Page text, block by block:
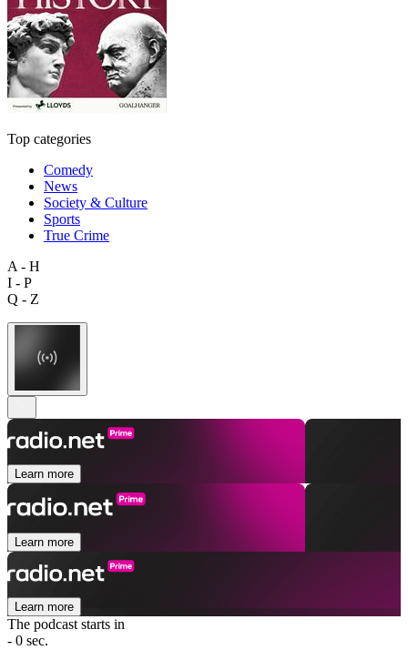
Top categories
Comedy
News
Society & Culture
Sports
True Crime
A - H
I - P
Q - Z
Learn more
Learn more
Learn more
The podcast starts in
- 0 sec.